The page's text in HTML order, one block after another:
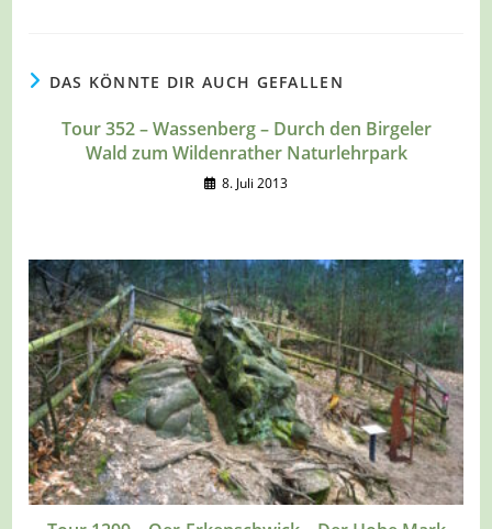
DAS KÖNNTE DIR AUCH GEFALLEN
Tour 352 – Wassenberg – Durch den Birgeler
Wald zum Wildenrather Naturlehrpark
8. Juli 2013